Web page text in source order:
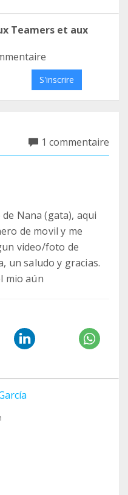
Teamers et aux
S'inscrire
1 commentaire
Nana (gata), aqui
de movil y me
video/foto de
un saludo y gracias.
mio aún